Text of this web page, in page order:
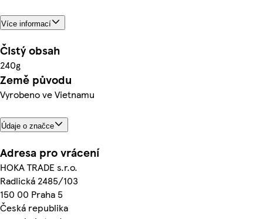
Více informací
Čistý obsah
240g
Země původu
Vyrobeno ve Vietnamu
Údaje o značce
Adresa pro vrácení
HOKA TRADE s.r.o.
Radlická 2485/103
150 00 Praha 5
Česká republika